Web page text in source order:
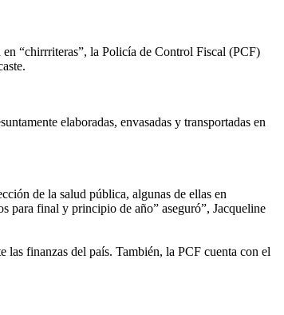
“chirrriteras”, la Policía de Control Fiscal (PCF)
elaboradas, envasadas y transportadas en
de la salud pública, algunas de ellas en
para final y principio de año” aseguró”, Jacqueline
finanzas del país. También, la PCF cuenta con el